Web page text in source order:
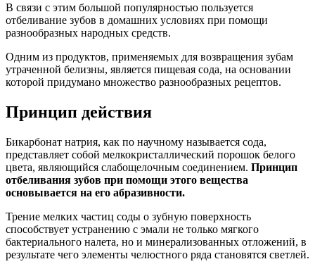
В связи с этим большой популярностью пользуется
отбеливание зубов в домашних условиях при помощи
разнообразных народных средств.
Одним из продуктов, применяемых для возвращения зубам
утраченной белизны, является пищевая сода, на основании
которой придумано множество разнообразных рецептов.
Принцип действия
Бикарбонат натрия, как по научному называется сода,
представляет собой мелкокристаллический порошок белого
цвета, являющийся слабощелочным соединением. Принцип
отбеливания зубов при помощи этого вещества
основывается на его абразивности.
Трение мелких частиц соды о зубную поверхность
способствует устранению с эмали не только мягкого
бактериального налета, но и минерализованных отложений, в
результате чего элементы челюстного ряда становятся светлей.